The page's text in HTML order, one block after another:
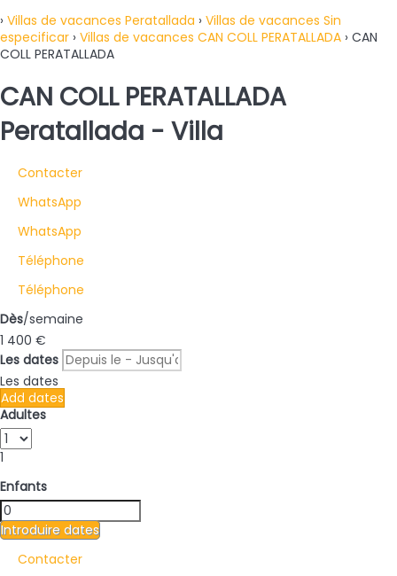
› Villas de vacances Peratallada › Villas de vacances Sin
especificar › Villas de vacances CAN COLL PERATALLADA › CAN
COLL PERATALLADA
CAN COLL PERATALLADA
Peratallada - Villa
Contacter
WhatsApp
WhatsApp
Téléphone
Téléphone
Dès/semaine
1 400 €
Les dates
Les dates
Add dates
Adultes
1
Enfants
Introduire dates
Contacter